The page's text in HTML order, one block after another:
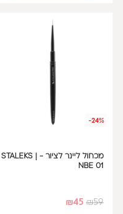
-24%
מכחול ליינר לציור - STALEKS |
NBE 01
₪59
₪45